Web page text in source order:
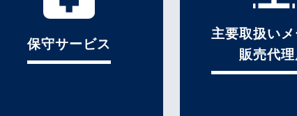
保守サービス
主要取扱い
販売代